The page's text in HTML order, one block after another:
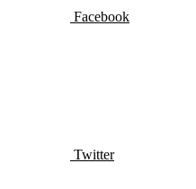
Facebook
Twitter